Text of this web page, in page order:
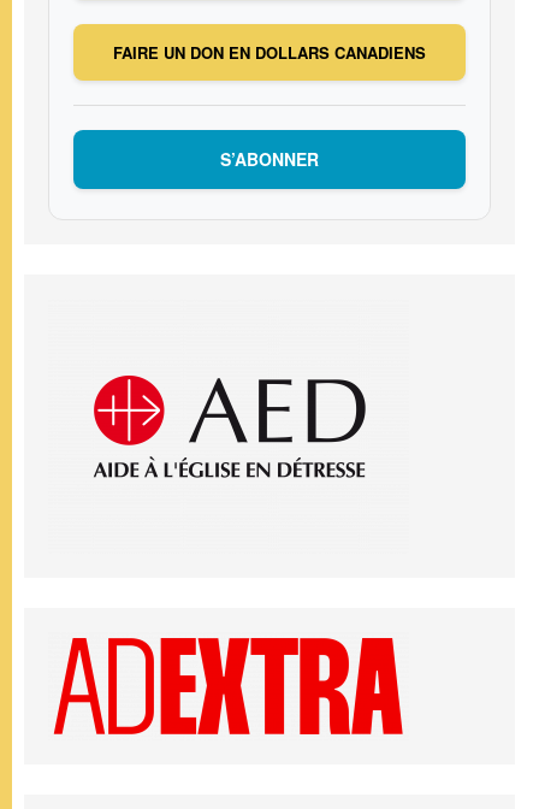
FAIRE UN DON EN DOLLARS CANADIENS
S’ABONNER